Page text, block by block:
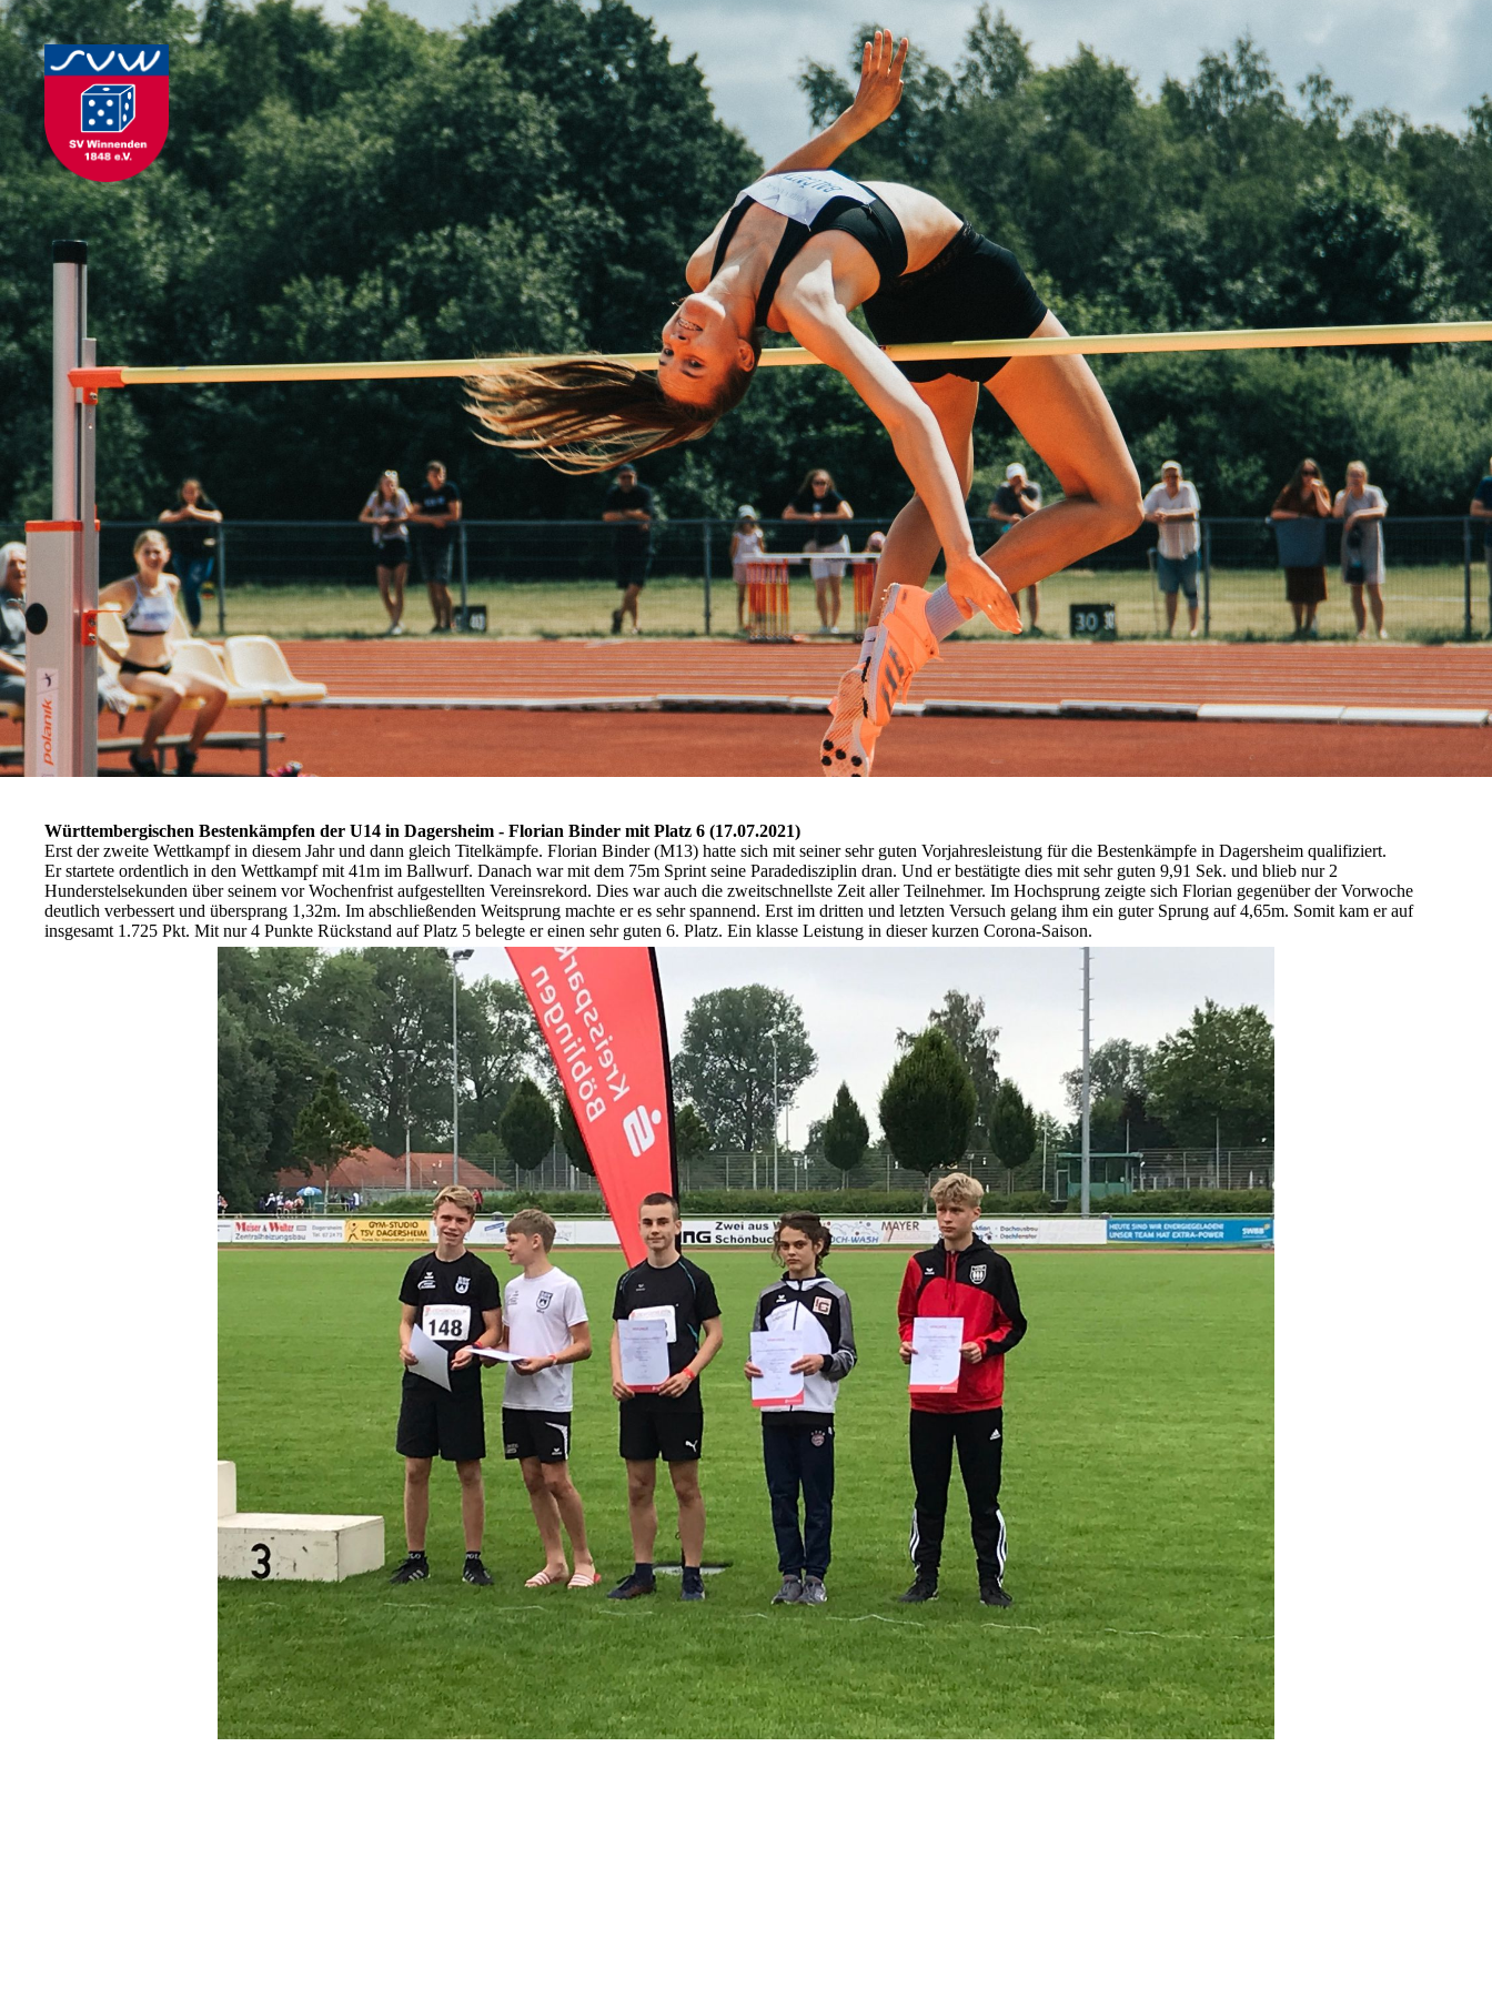
Württembergischen Bestenkämpfen der U14 in Dagersheim - Florian Binder mit Platz 6 (17.07.2021)
Erst der zweite Wettkampf in diesem Jahr und dann gleich Titelkämpfe. Florian Binder (M13) hatte sich mit seiner sehr guten Vorjahresleistung für die Bestenkämpfe in Dagersheim qualifiziert.
Er startete ordentlich in den Wettkampf mit 41m im Ballwurf. Danach war mit dem 75m Sprint seine Paradedisziplin dran. Und er bestätigte dies mit sehr guten 9,91 Sek. und blieb nur 2
Hunderstelsekunden über seinem vor Wochenfrist aufgestellten Vereinsrekord. Dies war auch die zweitschnellste Zeit aller Teilnehmer. Im Hochsprung zeigte sich Florian gegenüber der Vorwoche
deutlich verbessert und übersprang 1,32m. Im abschließenden Weitsprung machte er es sehr spannend. Erst im dritten und letzten Versuch gelang ihm ein guter Sprung auf 4,65m. Somit kam er auf
insgesamt 1.725 Pkt. Mit nur 4 Punkte Rückstand auf Platz 5 belegte er einen sehr guten 6. Platz. Ein klasse Leistung in dieser kurzen Corona-Saison.